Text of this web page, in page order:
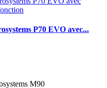
P70 EVO avec...